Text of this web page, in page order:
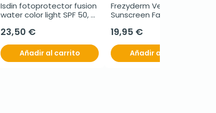
Isdin fotoprotector fusion
water color light SPF 50,
23,50 €
Añadir al carrito
Frezyderm Velvet
Sunscreen Facial SPF50+,
19,95 €
Añadir al carrito